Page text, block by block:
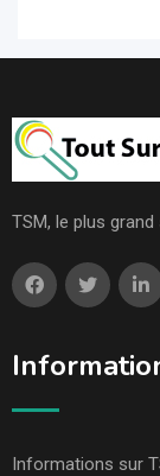
TSM, le plus
Informations sur